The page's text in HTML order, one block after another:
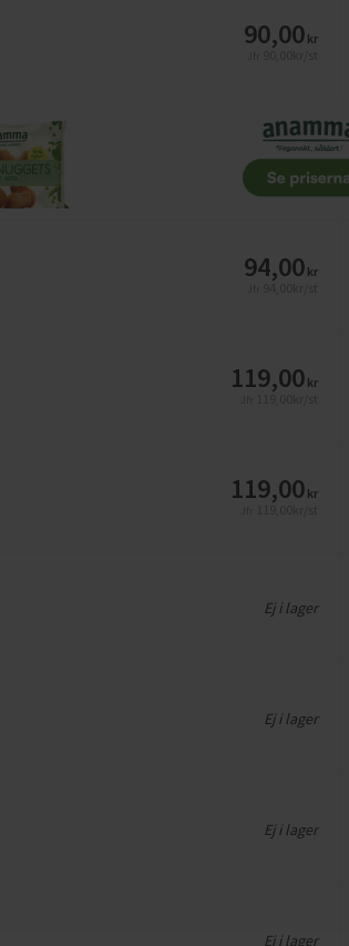
90,00 kr
94,00 kr
119,00 kr
119,00 kr
Ej i lager
Ej i lager
Ej i lager
Ej i lager